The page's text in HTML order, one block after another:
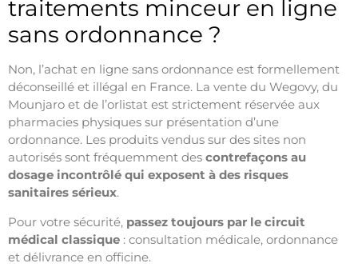
traitements minceur en ligne
sans ordonnance ?
Non, l’achat en ligne sans ordonnance est formellement
déconseillé et illégal en France. La vente du Wegovy, du
Mounjaro et de l’orlistat est strictement réservée aux
pharmacies physiques sur présentation d’une
ordonnance. Les produits vendus sur des sites non
autorisés sont fréquemment des contrefaçons au
dosage incontrôlé qui exposent à des risques
sanitaires sérieux.
Pour votre sécurité, passez toujours par le circuit
médical classique : consultation médicale, ordonnance
et délivrance en officine.